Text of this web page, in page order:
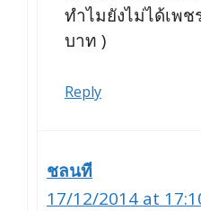
ทำไมยังไม่ได้เพช
บาท )
Reply
ชลนที
17/12/2014 at